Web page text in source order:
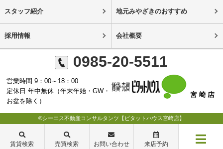
スタッフ紹介 地元みやざきのおすすめ
採用情報 会社概要
0985-20-5511
営業時間 9：00～18：00
定休日 年中無休（年末年始・GW・
お盆を除く）
©シーエス不動産コンサルタンツ【ピタットハウス宮崎店】
賃貸検索 売買検索 お問い合わせ 来店予約